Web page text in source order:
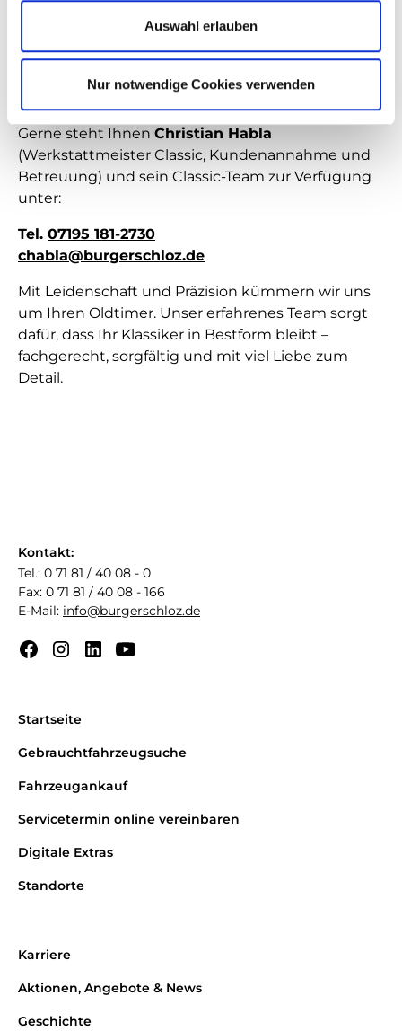
Auswahl erlauben
Nur notwendige Cookies verwenden
Ihre Ansprechpartner
Haben Sie Fragen zu unseren Leistungen oder
wünschen Sie ein individuelles Angebot zur
Restaurierung Ihres Klassikers?
Gerne steht Ihnen Christian Habla
(Werkstattmeister Classic, Kundenannahme und
Betreuung) und sein Classic-Team zur Verfügung
unter:
Tel. 07195 181-2730
chabla@burgerschloz.de
Mit Leidenschaft und Präzision kümmern wir uns
um Ihren Oldtimer. Unser erfahrenes Team sorgt
dafür, dass Ihr Klassiker in Bestform bleibt –
fachgerecht, sorgfältig und mit viel Liebe zum
Detail.
Kontakt:
Tel.: 0 71 81 / 40 08 - 0
Fax: 0 71 81 / 40 08 - 166
E-Mail: info@burgerschloz.de
Startseite
Gebrauchtfahrzeugsuche
Fahrzeugankauf
Servicetermin online vereinbaren
Digitale Extras
Standorte
Karriere
Aktionen, Angebote & News
Geschichte